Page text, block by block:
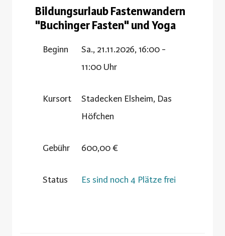
Bildungsurlaub Fastenwandern
"Buchinger Fasten" und Yoga
Beginn
Sa., 21.11.2026, 16:00 -
11:00 Uhr
Kursort
Stadecken Elsheim, Das
Höfchen
Gebühr 600,00 €
Status Es sind noch 4 Plätze frei